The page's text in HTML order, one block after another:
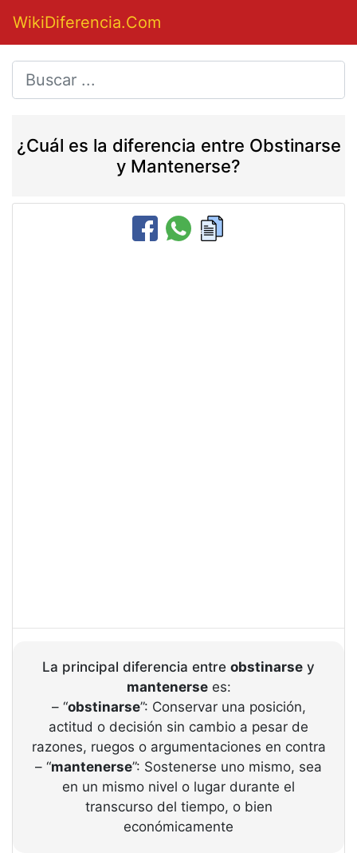
WikiDiferencia.Com
¿Cuál es la diferencia entre Obstinarse
y Mantenerse?
La principal diferencia entre obstinarse y
mantenersees:
– “obstinarse”: Conservar una posición,
actitud o decisión sin cambio a pesar de
razones, ruegos o argumentaciones en contra
– “mantenerse”: Sostenerse uno mismo, sea
en un mismo nivel o lugar durante el
transcurso del tiempo, o bien
económicamente